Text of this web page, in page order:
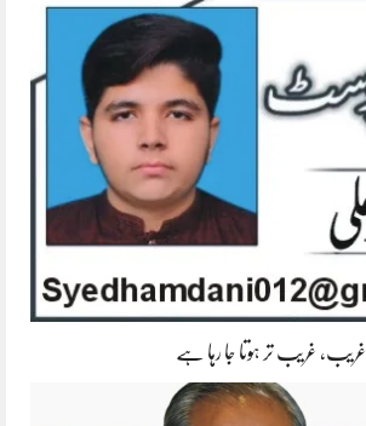
غریب، غریب تر ہوتا جا رہا ہے